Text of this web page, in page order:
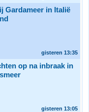
Gardameer in Italië
gisteren 13:35
op na inbraak in
gisteren 13:05